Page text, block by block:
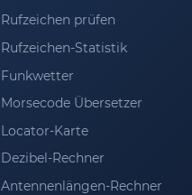
Rufzeichen prüfen
Rufzeichen-Statistik
Funkwetter
Morsecode Übersetzer
Locator-Karte
Dezibel-Rechner
Antennenlängen-Rechner